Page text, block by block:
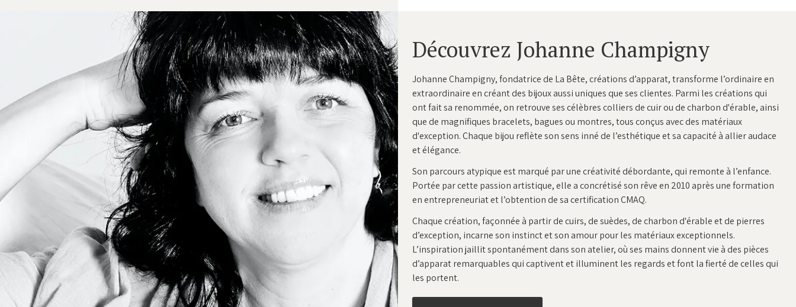
Découvrez Johanne Champigny
Johanne Champigny, fondatrice de La Bête, créations d’apparat, transforme l’ordinaire en
extraordinaire en créant des bijoux aussi uniques que ses clientes. Parmi les créations qui
ont fait sa renommée, on retrouve ses célèbres colliers de cuir ou de charbon d'érable, ainsi
que de magnifiques bracelets, bagues ou montres, tous conçus avec des matériaux
d'exception. Chaque bijou reflète son sens inné de l’esthétique et sa capacité à allier audace
et élégance.​
Son parcours atypique est marqué par une créativité débordante, qui remonte à l’enfance.
Portée par cette passion artistique, elle a concrétisé son rêve en 2010 après une formation
en entrepreneuriat et l’obtention de sa certification CMAQ.​
Chaque création, façonnée à partir de cuirs, de suèdes, de charbon d'érable et de pierres
d’exception, incarne son instinct et son amour pour les matériaux exceptionnels.
L’inspiration jaillit spontanément dans son atelier, où ses mains donnent vie à des pièces
d’apparat remarquables qui captivent et illuminent les regards et font la fierté de celles qui
les portent.​